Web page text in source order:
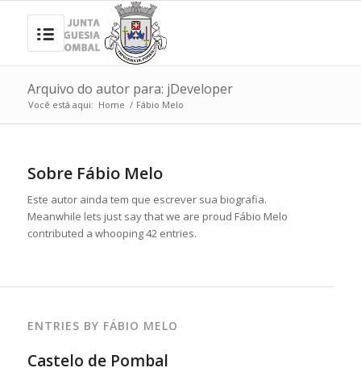
Arquivo do autor para: jDeveloper
Você está aqui: Home / Fábio Melo
Sobre Fábio Melo
Este autor ainda tem que escrever sua biografia.
Meanwhile lets just say that we are proud Fábio Melo
contributed a whooping 42 entries.
ENTRIES BY FÁBIO MELO
Castelo de Pombal